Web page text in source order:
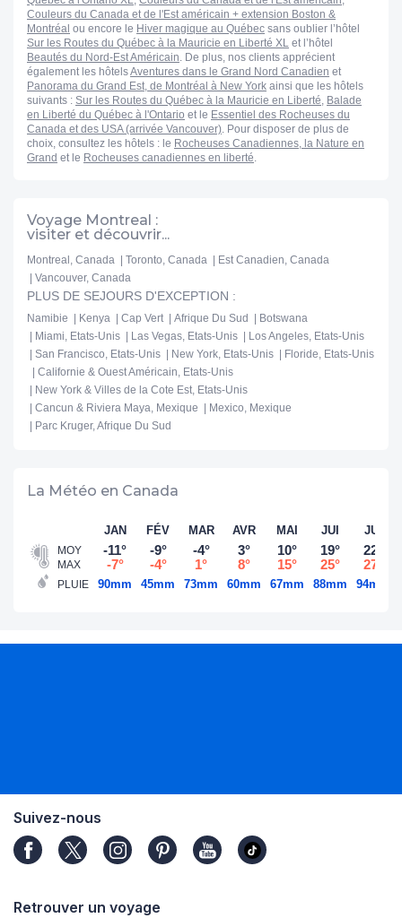
Couleurs du Canada et de l'Est américain + extension Boston &
Montréal ou encore le Hiver magique au Québec sans oublier l’hôtel
Sur les Routes du Québec à la Mauricie en Liberté XL et l’hôtel
Beautés du Nord-Est Américain. De plus, nos clients apprécient
également les hôtelsAventures dans le Grand Nord Canadien et
Panorama du Grand Est, de Montréal à New York ainsi que les hôtels
suivants : Sur les Routes du Québec à la Mauricie en Liberté, Balade
en Liberté du Québec à l'Ontario et le Essentiel des Rocheuses du
Canada et des USA (arrivée Vancouver). Pour disposer de plus de
choix, consultez les hôtels : le Rocheuses Canadiennes, la Nature en
Grand et le Rocheuses canadiennes en liberté.
Voyage Montreal :
visiter et découvrir...
Montreal, Canada Toronto, Canada
Est Canadien, Canada
Vancouver, Canada
PLUS DE SEJOURS D'EXCEPTION :
Namibie Kenya Cap Vert Afrique Du Sud
Botswana
Miami, Etats-Unis
Las Vegas, Etats-Unis
Los Angeles, Etats-Unis
San Francisco, Etats-Unis
New York, Etats-Unis
Floride, Etats-Unis
Californie & Ouest Américain, Etats-Unis
New York & Villes de la Cote Est, Etats-Unis
Cancun & Riviera Maya, Mexique
Mexico, Mexique
Parc Kruger, Afrique Du Sud
La Météo en Canada
MOY
MAX
PLUIE
JAN
-11°
-7°
90mm
FÉV
-9°
-4°
45mm
MAR
-4°
1°
73mm
AVR
3°
8°
60mm
MAI
10°
15°
67mm
JUI
19°
25°
88mm
JUI
22°
27°
94mm
Suivez-nous
Retrouver un voyage